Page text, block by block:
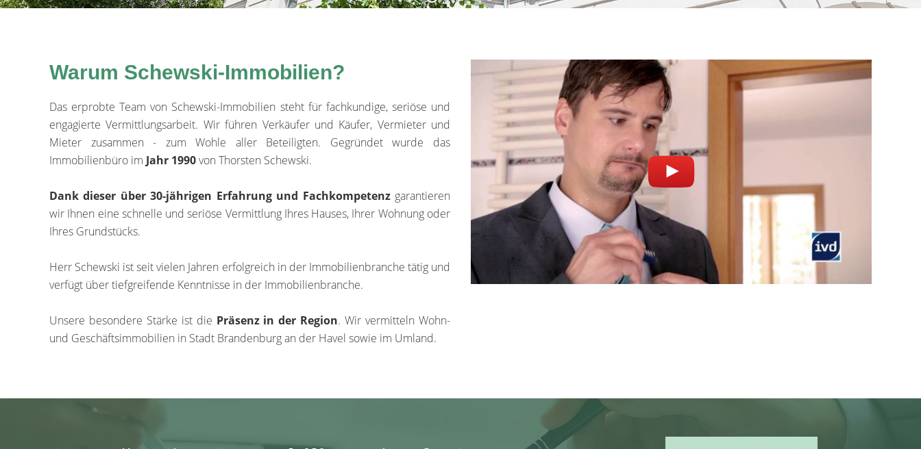
Warum Schewski-Immobilien?
Das erprobte Team von Schewski-Immobilien steht für fachkundige, seriöse und
engagierte Vermittlungsarbeit. Wir führen Verkäufer und Käufer, Vermieter und
Mieter zusammen - zum Wohle aller Beteiligten. Gegründet wurde das
Immobilienbüro im Jahr 1990von Thorsten Schewski.
Dank dieser über 30-jährigen Erfahrung und Fachkompetenzgarantieren
wir Ihnen eine schnelle und seriöse Vermittlung Ihres Hauses, Ihrer Wohnung oder
Ihres Grundstücks.
Herr Schewski ist seit vielen Jahren erfolgreich in der Immobilienbranche tätig und
verfügt über tiefgreifende Kenntnisse in der Immobilienbranche.
Unsere besondere Stärke ist die Präsenz in der Region. Wir vermitteln Wohn-
und Geschäftsimmobilien in Stadt Brandenburg an der Havel sowie im Umland.